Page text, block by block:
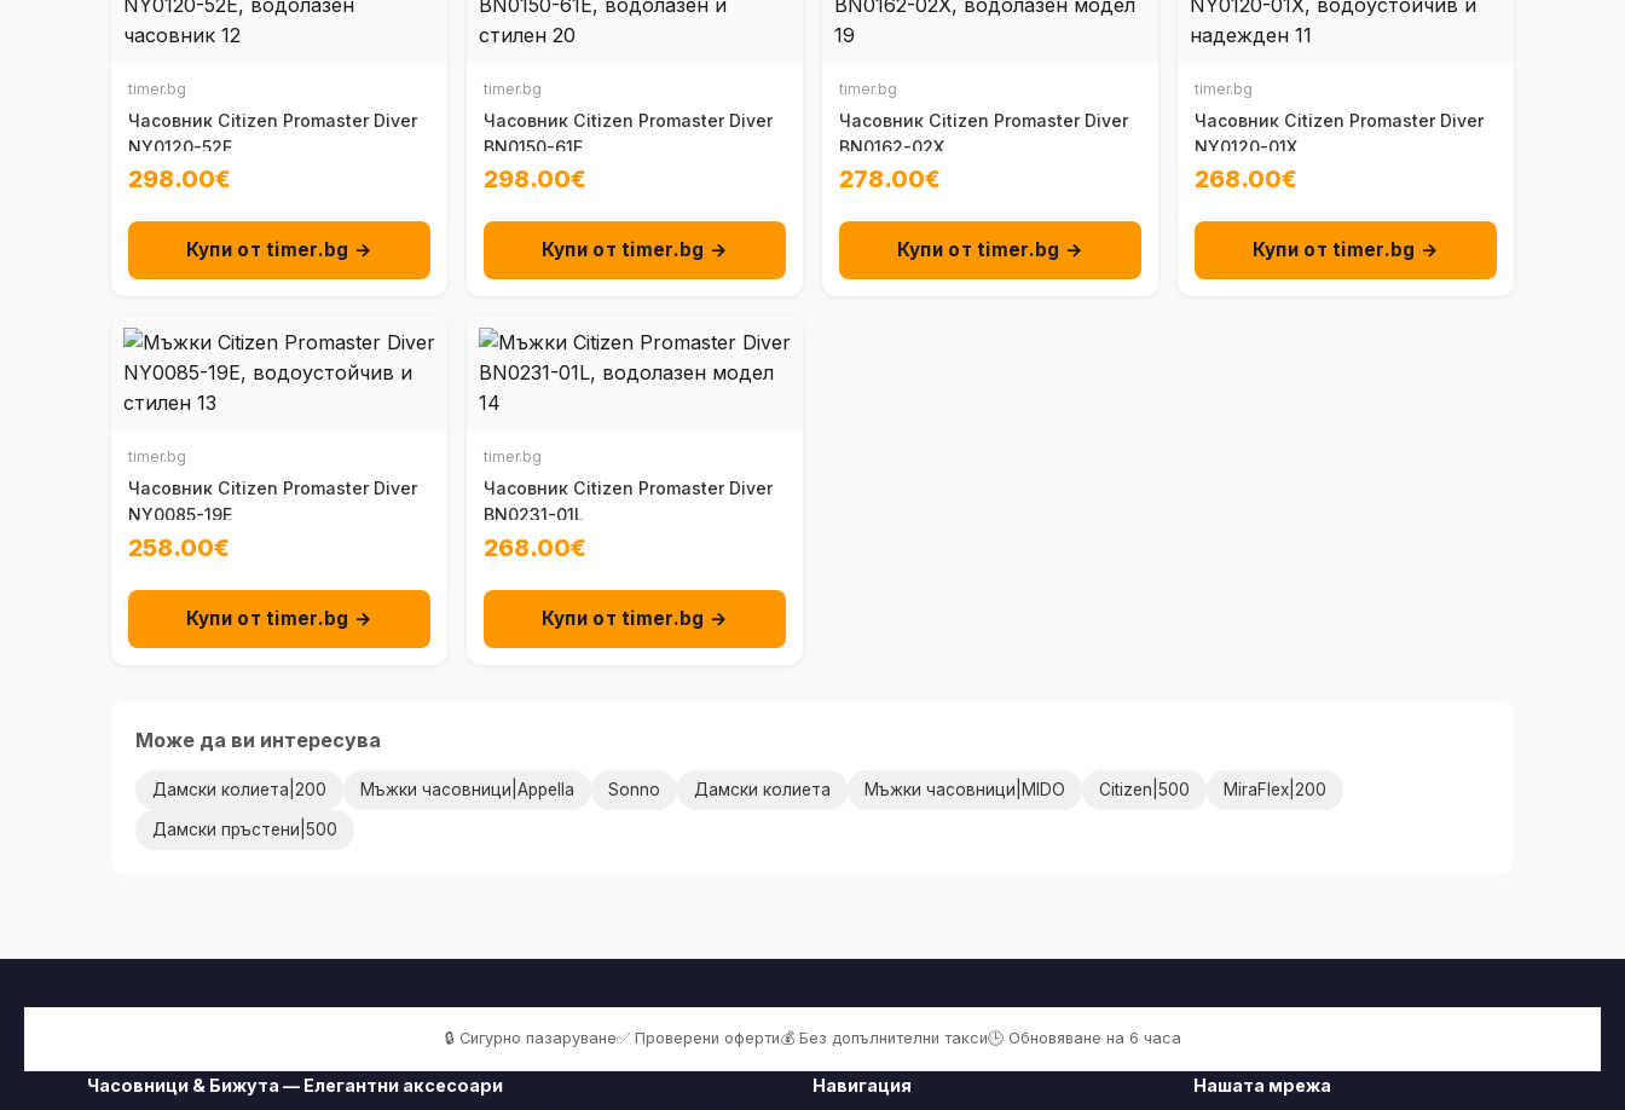
timer.bg
Часовник Citizen Promaster Diver
NY0120-52E
298.00€
Купи от timer.bg →
timer.bg
Часовник Citizen Promaster Diver
BN0150-61E
298.00€
Купи от timer.bg →
timer.bg
Часовник Citizen Promaster Diver
BN0162-02X
278.00€
Купи от timer.bg →
timer.bg
Часовник Citizen Promaster Diver
NY0120-01X
268.00€
Купи от timer.bg →
timer.bg
Часовник Citizen Promaster Diver
NY0085-19E
258.00€
Купи от timer.bg →
timer.bg
Часовник Citizen Promaster Diver
BN0231-01L
268.00€
Купи от timer.bg →
Може да ви интересува
Дамски колиета|200 Мъжки часовници|Appella Sonno Дамски колиета Мъжки часовници|MIDO Citizen|500 MiraFlex|200
Дамски пръстени|500
🔒 Сигурно пазаруване✅ Проверени оферти💰 Без допълнителни такси🕒 Обновяване на 6 часа
Часовници & Бижута — Елегантни аксесоари Навигация Нашата мрежа